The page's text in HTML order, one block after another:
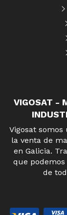
VIGOSAT -
Vigosat somos
la venta de
en Galicia.
que
de